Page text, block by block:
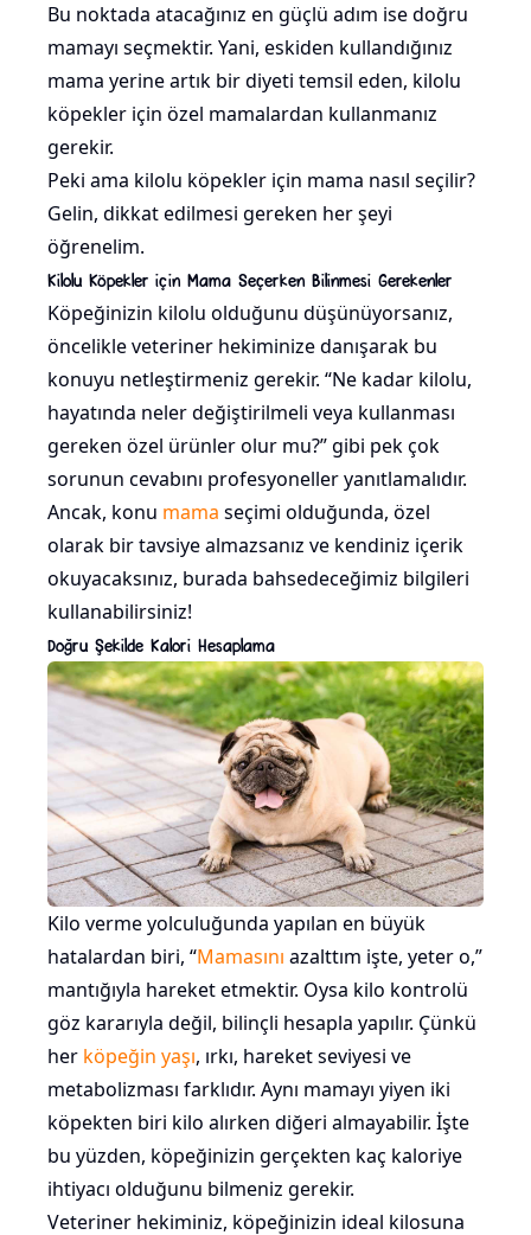
Bu noktada atacağınız en güçlü adım ise doğru
mamayı seçmektir. Yani, eskiden kullandığınız
mama yerine artık bir diyeti temsil eden, kilolu
köpekler için özel mamalardan kullanmanız
gerekir.
Peki ama kilolu köpekler için mama nasıl seçilir?
Gelin, dikkat edilmesi gereken her şeyi
öğrenelim.
Kilolu Köpekler için Mama Seçerken Bilinmesi Gerekenler
Köpeğinizin kilolu olduğunu düşünüyorsanız,
öncelikle veteriner hekiminize danışarak bu
konuyu netleştirmeniz gerekir. “Ne kadar kilolu,
hayatında neler değiştirilmeli veya kullanması
gereken özel ürünler olur mu?” gibi pek çok
sorunun cevabını profesyoneller yanıtlamalıdır.
Ancak, konu mama seçimi olduğunda, özel
olarak bir tavsiye almazsanız ve kendiniz içerik
okuyacaksınız, burada bahsedeceğimiz bilgileri
kullanabilirsiniz!
Doğru Şekilde Kalori Hesaplama
Kilo verme yolculuğunda yapılan en büyük
hatalardan biri, “Mamasını azalttım işte, yeter o,”
mantığıyla hareket etmektir. Oysa kilo kontrolü
göz kararıyla değil, bilinçli hesapla yapılır. Çünkü
her köpeğin yaşı, ırkı, hareket seviyesi ve
metabolizması farklıdır. Aynı mamayı yiyen iki
köpekten biri kilo alırken diğeri almayabilir. İşte
bu yüzden, köpeğinizin gerçekten kaç kaloriye
ihtiyacı olduğunu bilmeniz gerekir.
Veteriner hekiminiz, köpeğinizin ideal kilosuna